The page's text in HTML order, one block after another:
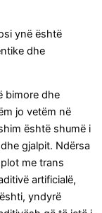
ynë është
dhe
bimore dhe
jo vetëm në
është shumë i
gjalpit. Ndërsa
me trans
artificialë,
yndyrë